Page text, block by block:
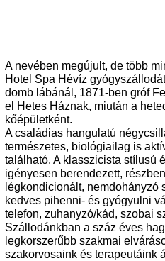
A nevében megújult, de több
Hotel Spa Hévíz
domb lábánál, 1871-ben gróf
el Hetes Háznak, miután a
kőépületként.
A családias hangulatú
természetes, biológiailag is
található. A klasszicista stílusú
igényesen berendezett,
légkondicionált, nemdohányzó
kedves pihenni- és gyógyulni
telefon, zuhanyzó/kád, szobai
Szállodánkban a száz éves
legkorszerűbb szakmai
szakorvosaink és terapeutáink